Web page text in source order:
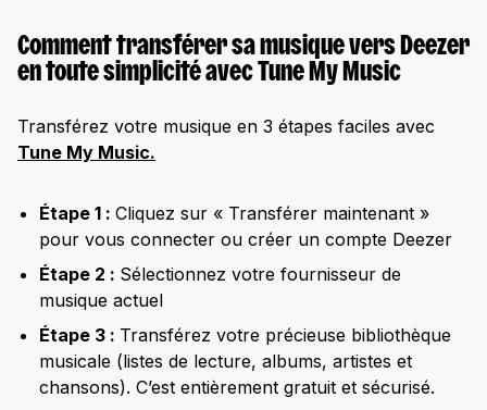
Comment transférer sa musique vers Deezer
en toute simplicité avec Tune My Music
Transférez votre musique en 3 étapes faciles avec
Tune My Music.
Étape 1 : Cliquez sur « Transférer maintenant »
pour vous connecter ou créer un compte Deezer
Étape 2 : Sélectionnez votre fournisseur de
musique actuel
Étape 3 : Transférez votre précieuse bibliothèque
musicale (listes de lecture, albums, artistes et
chansons). C’est entièrement gratuit et sécurisé.